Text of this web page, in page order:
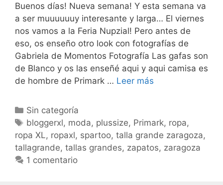
Buenos días! Nueva semana! Y esta semana va
a ser muuuuuuy interesante y larga… El viernes
nos vamos a la Feria Nupzial! Pero antes de
eso, os enseño otro look con fotografías de
Gabriela de Momentos Fotografía Las gafas son
de Blanco y os las enseñé aqui y aqui camisa es
de hombre de Primark … Leer más
Categorías
Sin categoría
Etiquetas
bloggerxl, moda, plussize, Primark, ropa,
ropa XL, ropaxl, spartoo, talla grande zaragoza,
tallagrande, tallas grandes, zapatos, zaragoza
1 comentario